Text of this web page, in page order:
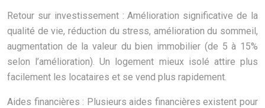
Retour sur investissement : Amélioration significative de la
qualité de vie, réduction du stress, amélioration du sommeil,
augmentation de la valeur du bien immobilier (de 5 à 15%
selon l’amélioration). Un logement mieux isolé attire plus
facilement les locataires et se vend plus rapidement.
Aides financières : Plusieurs aides financières existent pour